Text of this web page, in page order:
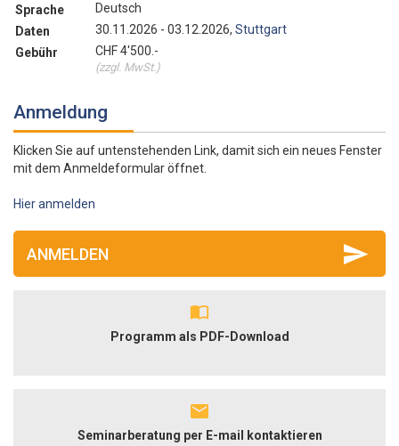
Sprache
Deutsch
Daten
30.11.2026 - 03.12.2026, Stuttgart
Gebühr
CHF 4'500.-
(zzgl. MwSt.)
Anmeldung
Klicken Sie auf untenstehenden Link, damit sich ein neues Fenster
mit dem Anmeldeformular öffnet.
Hier anmelden
ANMELDEN
Programm als PDF-Download
Seminarberatung per E-mail kontaktieren